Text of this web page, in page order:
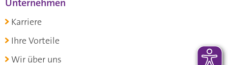
Karriere
Ihre Vorteile
Wir über uns